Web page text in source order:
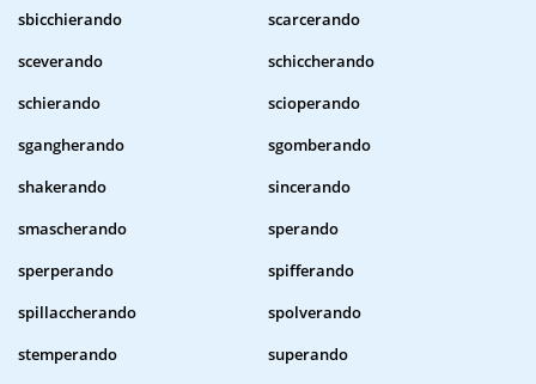
sbicchierando
scarcerando
sceverando
schiccherando
schierando
scioperando
sgangherando
sgomberando
shakerando
sincerando
smascherando
sperando
sperperando
spifferando
spillaccherando
spolverando
stemperando
superando